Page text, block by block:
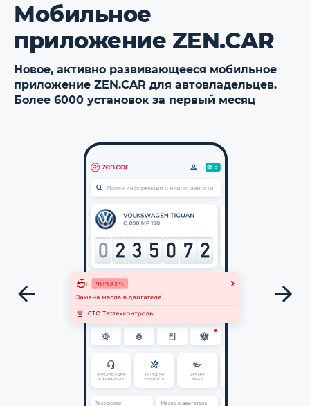
Мобильное
приложение ZEN.CAR
Новое, активно развивающееся мобильное
приложение ZEN.CAR для автовладельцев.
Более 6000 установок за первый месяц